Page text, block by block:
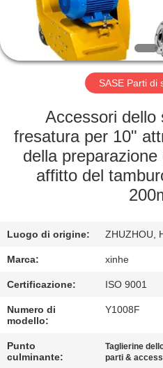
SU
DI
VISITA
ALLA
FABBRICA
DELLA
QUALITÀ
CONTATTACI
NOTIZIE
SASE Parti di
Accessori dello
fresatura per 10"
della
affitto del
Luogo di origine: ZHUZHOU,
Marca: xinhe
Certificazione: ISO 9001
Numero di
modello:
Y1008F
Punto
culminante:
Taglierine
parti &